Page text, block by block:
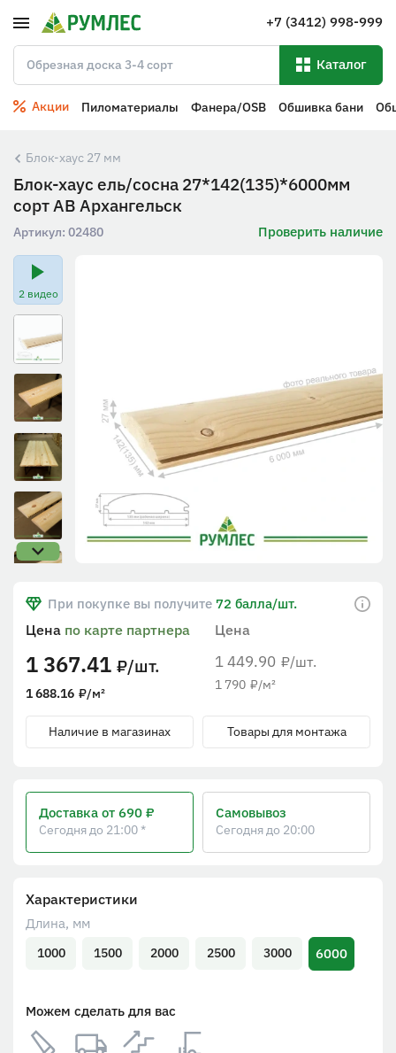
+7 (3412) 998-999
Каталог
Акции Пиломатериалы Фанера/OSB Обшивка бани
Блок-хаус 27 мм
Блок-хаус ель/сосна 27*142(135)*6000мм
сорт АВ Архангельск
Артикул: 02480 Проверить наличие
2 видео
Характеристики
Длина, мм
1000 1500 2000 2500 3000 6000
Можем сделать для вас
При покупке вы получите 72 балла/шт.
Цена
1 449.90 ₽/шт.
1 790 ₽/м²
Цена по карте партнера
1 367.41 ₽/шт.
1 688.16 ₽/м²
Наличие в магазинах Товары для монтажа
Доставка от 690 ₽
Сегодня до 21:00 *
Самовывоз
Сегодня до 20:00